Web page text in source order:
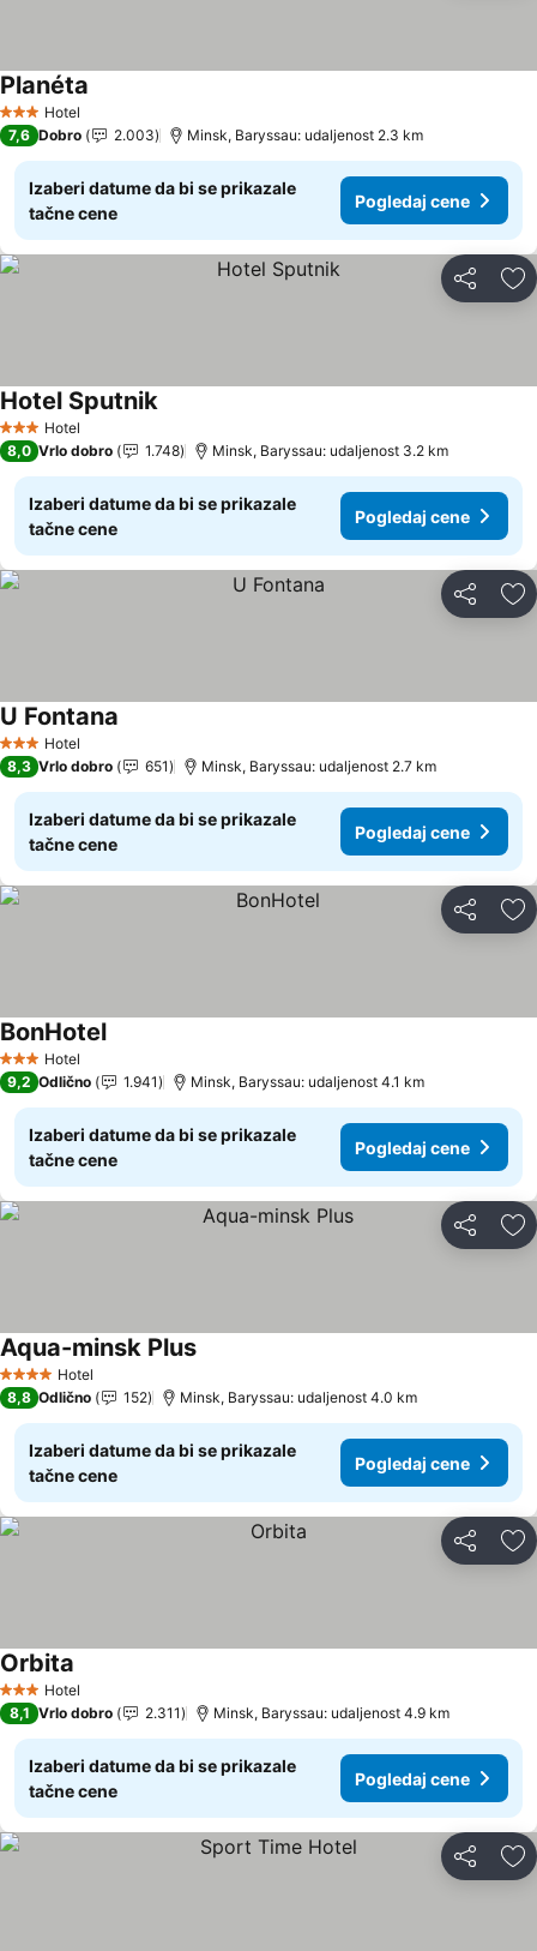
3 Zvezdice
Hotel
Planéta
7,6 Dobro 2.003 Minsk, Baryssau: udaljenost 2.3 km
Izaberi datume da bi se prikazale
tačne cene
Pogledaj cene
Deli
3 Zvezdice
Hotel
Hotel Sputnik
8,0 Vrlo dobro 1.748 Minsk, Baryssau: udaljenost 3.2 km
Izaberi datume da bi se prikazale
tačne cene
Pogledaj cene
Deli
3 Zvezdice
Hotel
U Fontana
8,3 Vrlo dobro 651 Minsk, Baryssau: udaljenost 2.7 km
Izaberi datume da bi se prikazale
tačne cene
Pogledaj cene
Deli
3 Zvezdice
Hotel
BonHotel
9,2 Odlično 1.941 Minsk, Baryssau: udaljenost 4.1 km
Izaberi datume da bi se prikazale
tačne cene
Pogledaj cene
Deli
4 ZvezdiceHotel
Aqua-minsk Plus
8,8 Odlično 152 Minsk, Baryssau: udaljenost 4.0 km
Izaberi datume da bi se prikazale
tačne cene
Pogledaj cene
Deli
3 Zvezdice
Hotel
Orbita
8,1 Vrlo dobro 2.311 Minsk, Baryssau: udaljenost 4.9 km
Izaberi datume da bi se prikazale
tačne cene
Pogledaj cene
Deli